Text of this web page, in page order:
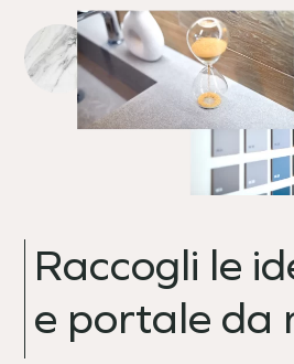
Raccogli le
e portale da